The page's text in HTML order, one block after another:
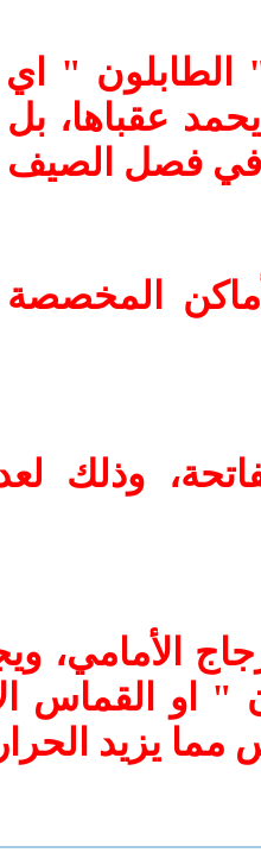
الطابلون "
عقباها،
في فصل الصيف
المخصصة
وذلك
الأمامي،
" او القماس
يزيد